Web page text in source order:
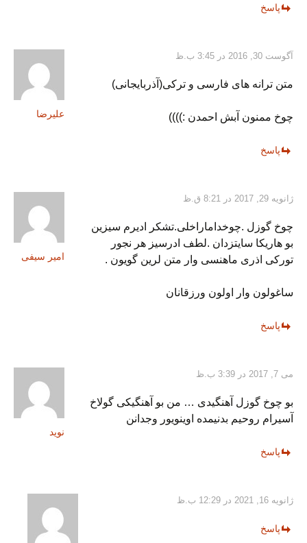
پاسخ
علیرضا
آگوست 30, 2016 در 3:45 ب.ظ
متن ترانه های فارسی و ترکی(آذربایجانی)
چوخ ممنون آبش احمدن :))))
پاسخ
امیر سیفی
ژانویه 29, 2017 در 8:21 ق.ظ
چوخ گوزل .چوخداماراخلی.تشکر ادیرم سیزین
بو هاریکا سایتزدان .لطف ادرسیز هر نجور
تورکی اذری ماهنسی وار متن لرین گویون .
ساغولون وار اولون ورزقانان
پاسخ
نوید
می 7, 2017 در 3:39 ب.ظ
بو چوخ گوزل آهنگیدی … من بو آهنگیکی گولاخ
آسیرام روحیم بدنیمده اوینویور وجدانن
پاسخ
ژانویه 16, 2021 در 12:29 ب.ظ
پاسخ